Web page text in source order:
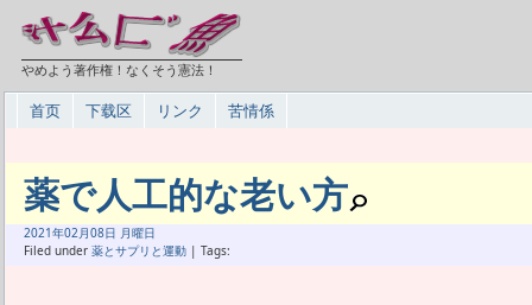
やめよう著作権！なくそう憲法！
首页 下载区 リンク 苦情係
薬で人工的な老い方
2021年02月08日 月曜日
Filed under 薬とサプリと運動 | Tags: